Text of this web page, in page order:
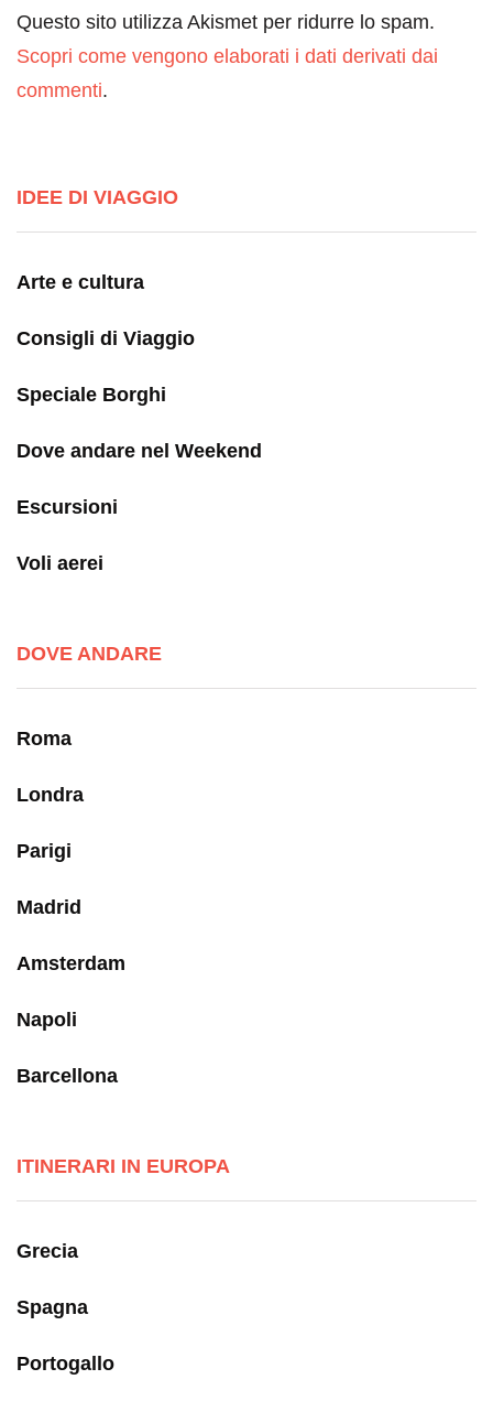
Questo sito utilizza Akismet per ridurre lo spam.
Scopri come vengono elaborati i dati derivati dai
commenti.
IDEE DI VIAGGIO
Arte e cultura
Consigli di Viaggio
Speciale Borghi
Dove andare nel Weekend
Escursioni
Voli aerei
DOVE ANDARE
Roma
Londra
Parigi
Madrid
Amsterdam
Napoli
Barcellona
ITINERARI IN EUROPA
Grecia
Spagna
Portogallo